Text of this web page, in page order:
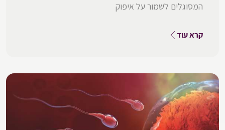
המסוגלים לשמור על איפוק
קרא עוד